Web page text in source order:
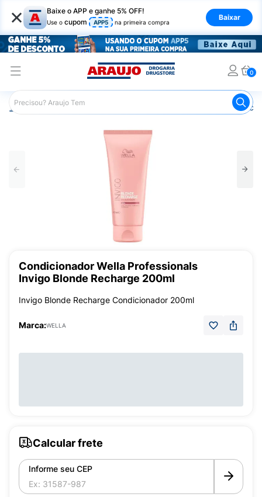
× Baixe o APP e ganhe 5% OFF!
Use o cupom APP5 na primeira compra
Baixar
0
Araujo Cabelo
Condicionador Wella Professionals
Invigo Blonde Recharge 200ml
Invigo Blonde Recharge Condicionador 200ml
Marca:WELLA
Calcular frete
Informe seu CEP